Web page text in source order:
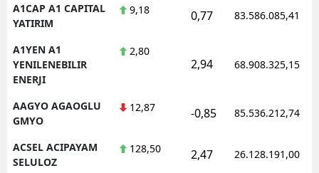
A1CAP A1 CAPITAL
YATIRIM
9,18 0,77 83.586.085,41
A1YEN A1
YENILENEBILIR
ENERJI
2,80
2,94 68.908.325,15
AAGYO AGAOGLU
GMYO
12,87 -0,85 85.536.212,74
ACSEL ACIPAYAM
SELULOZ
128,50 2,47 26.128.191,00